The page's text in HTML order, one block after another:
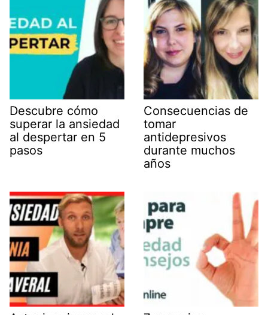
Descubre cómo
superar la ansiedad
al despertar en 5
pasos
Consecuencias de
tomar
antidepresivos
durante muchos
años